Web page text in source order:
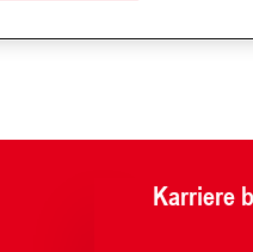
Karriere